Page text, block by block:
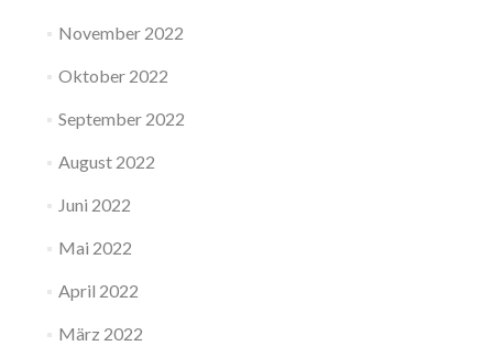
November 2022
Oktober 2022
September 2022
August 2022
Juni 2022
Mai 2022
April 2022
März 2022